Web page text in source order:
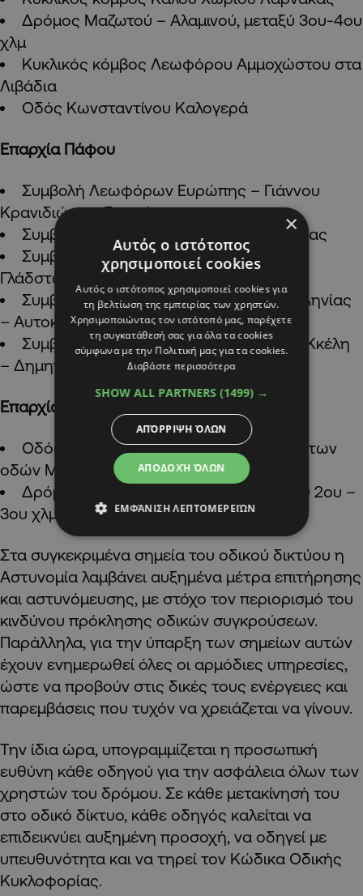
Δρόμος Μαζωτού – Αλαμινού, μεταξύ 3ου-4ου
χλμ
Κυκλικός κόμβος Λεωφόρου Αμμοχώστου στα
Λιβάδια
Οδός Κωνσταντίνου Καλογερά
Επαρχία Πάφου
Συμβολή Λεωφόρων Ευρώπης – Γιάννου
Κρανιδιώτη – Εγνατίας
Συμβολή οδών Αγαπήνωρος – Πανδώρας
Συμβολή οδών Αποστόλου Παύλου –
Γλάδστωνος – Νικοδήμου Μυλωνά
Συμβολή οδών Αμπελόκηπων – Κεφαλληνίας
– Αυτοκράτορος Θεόφιλου
Συμβολή Λεωφόρων Έμπας – Χρίστου Κκέλη
– Δημητράκη Αδάμου
Επαρχία Αμμοχώστου
Οδός Σταδίου στην Αγία Νάπα, μεταξύ των
οδών Μονόπετρας και Αλμυρού Νερού
Δρόμος Σωτήρας – Λιοπετρίου, μεταξύ 2ου –
3ου χλμ
Στα συγκεκριμένα σημεία του οδικού δικτύου η
Αστυνομία λαμβάνει αυξημένα μέτρα επιτήρησης
και αστυνόμευσης, με στόχο τον περιορισμό του
κινδύνου πρόκλησης οδικών συγκρούσεων.
Παράλληλα, για την ύπαρξη των σημείων αυτών
έχουν ενημερωθεί όλες οι αρμόδιες υπηρεσίες,
ώστε να προβούν στις δικές τους ενέργειες και
παρεμβάσεις που τυχόν να χρειάζεται να γίνουν.
Την ίδια ώρα, υπογραμμίζεται η προσωπική
ευθύνη κάθε οδηγού για την ασφάλεια όλων των
χρηστών του δρόμου. Σε κάθε μετακίνησή του
στο οδικό δίκτυο, κάθε οδηγός καλείται να
επιδεικνύει αυξημένη προσοχή, να οδηγεί με
υπευθυνότητα και να τηρεί τον Κώδικα Οδικής
Κυκλοφορίας.
×
Αυτός ο ιστότοπος
χρησιμοποιεί cookies
Αυτός ο ιστότοπος χρησιμοποιεί cookies για
τη βελτίωση της εμπειρίας των χρηστών.
Χρησιμοποιώντας τον ιστότοπό μας, παρέχετε
τη συγκατάθεσή σας για όλα τα cookies
σύμφωνα με την Πολιτική μας για τα cookies.
Διαβάστε περισσότερα
SHOW ALL PARTNERS (1499) →
ΑΠΟΔΟΧΉ ΌΛΩΝ
ΑΠΌΡΡΙΨΗ ΌΛΩΝ
ΕΜΦΆΝΙΣΗ ΛΕΠΤΟΜΕΡΕΙΏΝ